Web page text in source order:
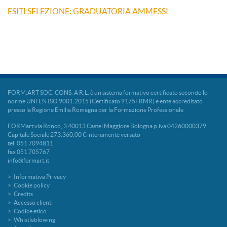
ESITI SELEZIONE: GRADUATORIA AMMESSI
FORM.ART SOC. CONS. A R.L. è un sistema formativo certificato secondo le
norme UNI EN ISO 9001:2015 (Certificato 9175FRMR) e ente accreditato
presso la Regione Emilia Romagna per la Formazione Professionale
FORMart via Ronco, 3 40013 Castel Maggiore Bologna p.iva 04260000379
Capitale Sociale 273.360,00 € interamente versato
tel. 051 7094811
fax 051 705767
info@formart.it
Informativa Privacy
Cookie policy
Credits
Accesso clienti
Codice etico
Whistleblowing